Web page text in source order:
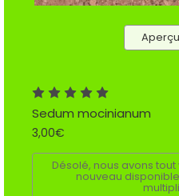
Sedum mocinianum
3,00€
Désolé, nous avons
nouveau